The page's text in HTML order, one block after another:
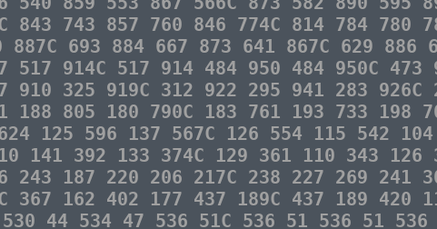
843 743 857 760 846 774C 814 784 780
693 884 667 873 641 867C 629 886
517 914C 517 914 484 950 484 950C 473
910 325 919C 312 922 295 941 283 926C
188 805 180 790C 183 761 193 733 198
125 596 137 567C 126 554 115 542
141 392 133 374C 129 361 110 343 126
243 187 220 206 217C 238 227 269 241
367 162 402 177 437 189C 437 189 420
44 534 47 536 51C 536 51 536 51 536